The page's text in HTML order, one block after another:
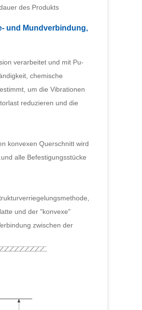
des Produkts
und Mundverbindung,
verarbeitet und mit Pu-
chemische
um die Vibrationen
reduzieren und die
konvexen Querschnitt wird
alle Befestigungsstücke
und der "konvexe"
zwischen der